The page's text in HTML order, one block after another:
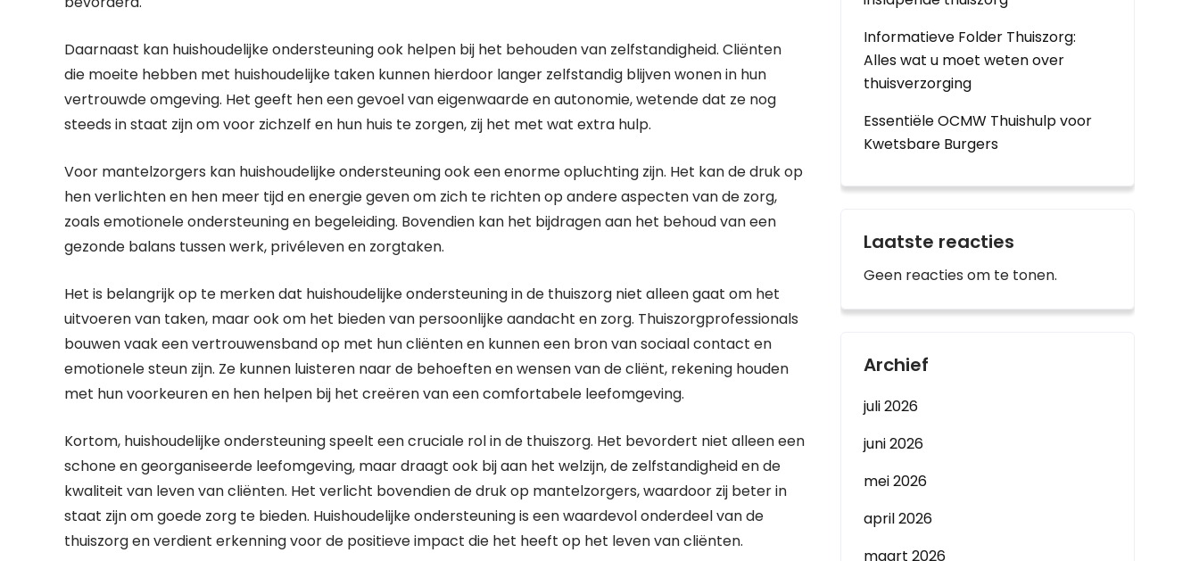
Daarnaast kan huishoudelijke ondersteuning ook helpen bij het behouden van zelfstandigheid. Cliënten
die moeite hebben met huishoudelijke taken kunnen hierdoor langer zelfstandig blijven wonen in hun
vertrouwde omgeving. Het geeft hen een gevoel van eigenwaarde en autonomie, wetende dat ze nog
steeds in staat zijn om voor zichzelf en hun huis te zorgen, zij het met wat extra hulp.
Voor mantelzorgers kan huishoudelijke ondersteuning ook een enorme opluchting zijn. Het kan de druk op
hen verlichten en hen meer tijd en energie geven om zich te richten op andere aspecten van de zorg,
zoals emotionele ondersteuning en begeleiding. Bovendien kan het bijdragen aan het behoud van een
gezonde balans tussen werk, privéleven en zorgtaken.
Het is belangrijk op te merken dat huishoudelijke ondersteuning in de thuiszorg niet alleen gaat om het
uitvoeren van taken, maar ook om het bieden van persoonlijke aandacht en zorg. Thuiszorgprofessionals
bouwen vaak een vertrouwensband op met hun cliënten en kunnen een bron van sociaal contact en
emotionele steun zijn. Ze kunnen luisteren naar de behoeften en wensen van de cliënt, rekening houden
met hun voorkeuren en hen helpen bij het creëren van een comfortabele leefomgeving.
Kortom, huishoudelijke ondersteuning speelt een cruciale rol in de thuiszorg. Het bevordert niet alleen een
schone en georganiseerde leefomgeving, maar draagt ook bij aan het welzijn, de zelfstandigheid en de
kwaliteit van leven van cliënten. Het verlicht bovendien de druk op mantelzorgers, waardoor zij beter in
staat zijn om goede zorg te bieden. Huishoudelijke ondersteuning is een waardevol onderdeel van de
thuiszorg en verdient erkenning voor de positieve impact die het heeft op het leven van cliënten.
Informatieve Folder Thuiszorg:
Alles wat u moet weten over
thuisverzorging
Essentiële OCMW Thuishulp voor
Kwetsbare Burgers
Laatste reacties
Geen reacties om te tonen.
Archief
juli 2026
juni 2026
mei 2026
april 2026
maart 2026